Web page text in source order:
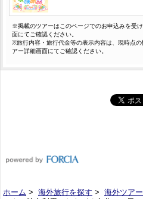
※掲載のツアーはこのページでのお申込みを受
面にてご確認ください。
※旅行内容・旅行代金等の表示内容は、現時点
アー詳細画面にてご確認ください。
ホーム > 海外旅行を探す > 海外ツア